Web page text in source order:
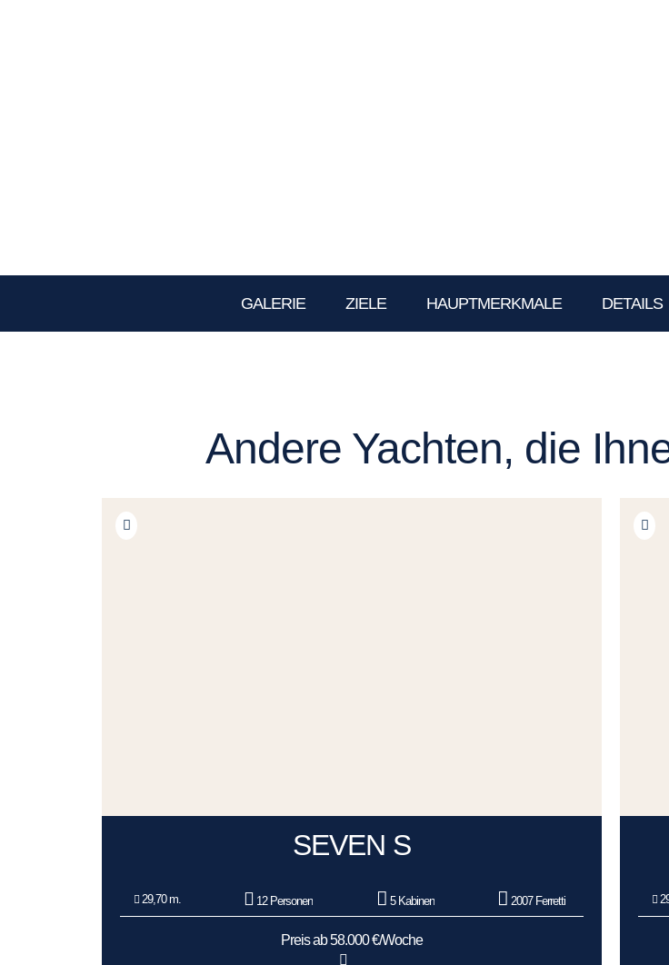
GALERIE ZIELE HAUPTMERKMALE DETAILS
Andere Yachten, die
SEVEN S
29,70 m. 12 Personen 5 Kabinen 2007 Ferretti
Preis ab 58.000 €/Woche